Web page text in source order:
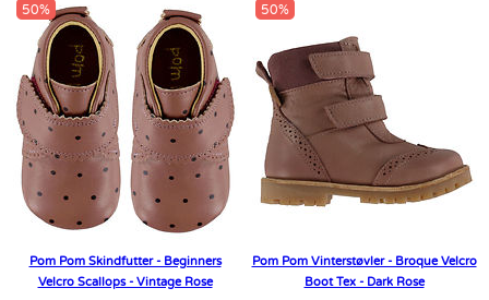
50%
Pom Pom Skindfutter - Beginners
Velcro Scallops - Vintage Rose
50%
Pom Pom Vinterstøvler - Broque Velcro
Boot Tex - Dark Rose